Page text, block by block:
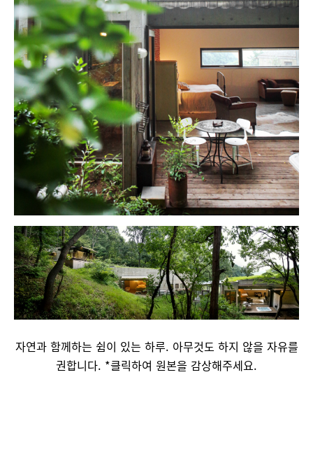
자연과 함께하는 쉼이 있는 하루. 아무것도 하지 않을 자유를
권합니다. *클릭하여 원본을 감상해주세요.